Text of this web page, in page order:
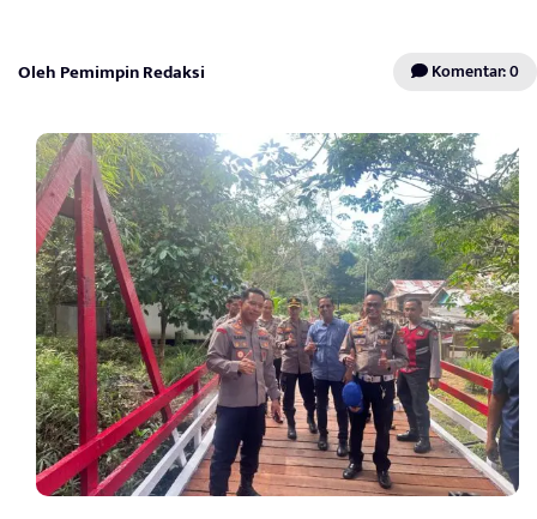
Oleh Pemimpin Redaksi Komentar: 0